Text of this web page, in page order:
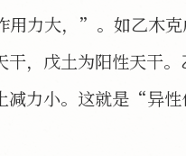
力大，”。如乙木克
干，戊土为阳性天干。
减力小。这就是“异性